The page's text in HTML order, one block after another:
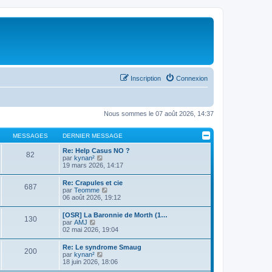
Connexion
Inscription
Nous sommes le 07 août 2026, 14:37
MESSAGES DERNIER MESSAGE
82
Re: Help Casus NO ?
par kynan²
u
l
t
e
r
e
d
e
r
n
i
19 mars 2026, 14:17
687
Re: Crapules et cie
par Teomme
o
u
l
t
e
r
e
d
06 août 2026, 19:12
130
[OSR] La Baronnie de Morth (1…
par AMJ
o
s
u
l
t
02 mai 2026, 19:04
200
Re: Le syndrome Smaug
par kynan²
o
18 juin 2026, 18:06